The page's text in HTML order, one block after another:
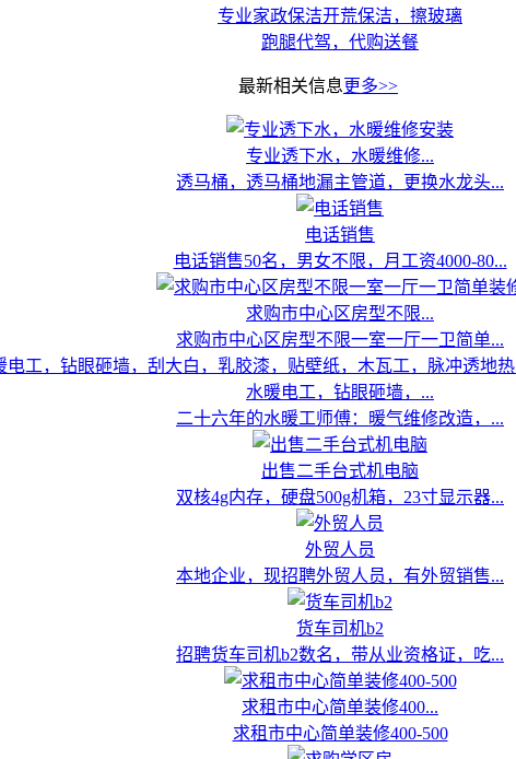
专业家政保洁开荒保洁，擦玻璃
跑腿代驾，代购送餐
最新相关信息更多>>
专业透下水，水暖维修...
透马桶，透马桶地漏主管道，更换水龙头...
电话销售
电话销售50名，男女不限，月工资4000-80...
求购市中心区房型不限...
求购市中心区房型不限一室一厅一卫简单...
水暖电工，钻眼砸墙，...
二十六年的水暖工师傅：暖气维修改造，...
出售二手台式机电脑
双核4g内存，硬盘500g机箱，23寸显示器...
外贸人员
本地企业，现招聘外贸人员，有外贸销售...
货车司机b2
招聘货车司机b2数名，带从业资格证，吃...
求租市中心简单装修400...
求租市中心简单装修400-500